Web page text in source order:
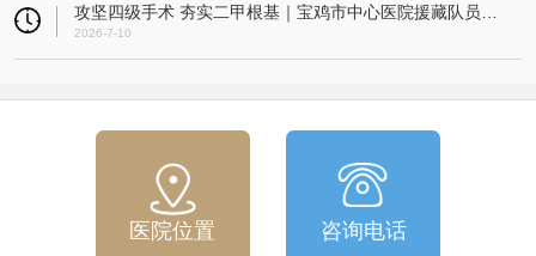
2026-7-10
医院位置 咨询电话